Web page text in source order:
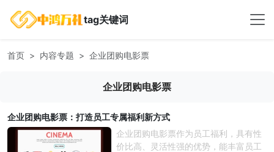
tag关键词
首页 内容专题 企业团购电影票
企业团购电影票
企业团购电影票：打造员工专属福利新方式
企业团购电影票作为员工福利，具有性
价比高、灵活性强的优势，能丰富员工